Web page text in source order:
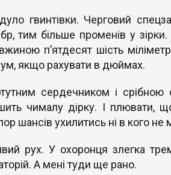
гвинтівки. Черговий
тим більше променів у
п’ятдесят шість
якщо рахувати в дюймах.
сердечником і срібною
чималу дірку. І плювати,
шансів ухилитись ні в кого не
рух. У охоронця злегка
А мені туди ще рано.